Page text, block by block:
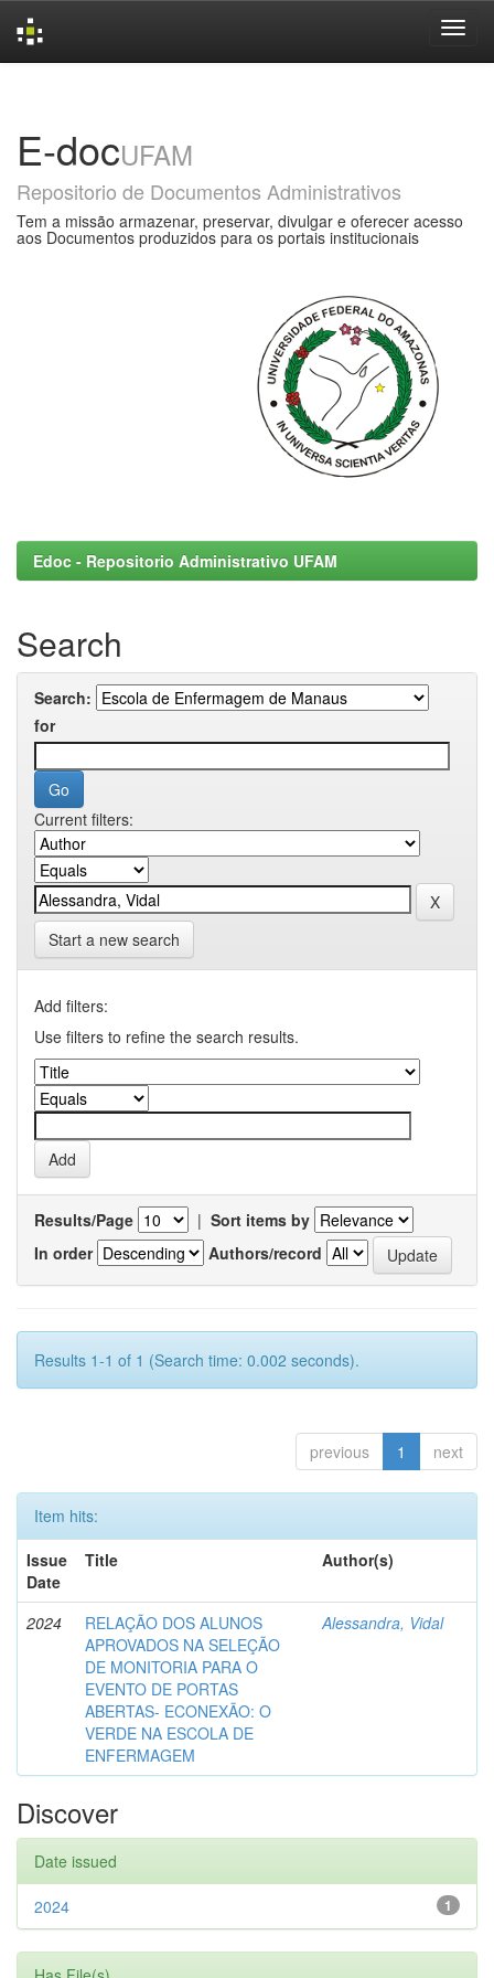
E-docUFAM
Repositorio de Documentos Administrativos
Tem a missão armazenar, preservar, divulgar e oferecer acesso
aos Documentos produzidos para os portais institucionais
Edoc - Repositorio Administrativo UFAM
Search
Search:
for
Current filters:
Start a new search
Add filters:
Use filters to refine the search results.
Results/Page | Sort items by
In order
Authors/record
Results 1-1 of 1 (Search time: 0.002 seconds).
previous 1 next
Item hits:
Issue
Date
Title Author(s)
2024
RELAÇÃO DOS ALUNOS
APROVADOS NA SELEÇÃO
DE MONITORIA PARA O
EVENTO DE PORTAS
ABERTAS- ECONEXÃO: O
VERDE NA ESCOLA DE
ENFERMAGEM
Alessandra, Vidal
Discover
Date issued
1
2024